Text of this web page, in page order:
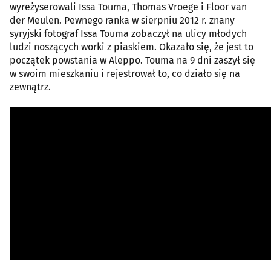
wyreżyserowali Issa Touma, Thomas Vroege i Floor van
der Meulen. Pewnego ranka w sierpniu 2012 r. znany
syryjski fotograf Issa Touma zobaczył na ulicy młodych
ludzi noszących worki z piaskiem. Okazało się, że jest to
początek powstania w Aleppo. Touma na 9 dni zaszył się
w swoim mieszkaniu i rejestrował to, co działo się na
zewnątrz.